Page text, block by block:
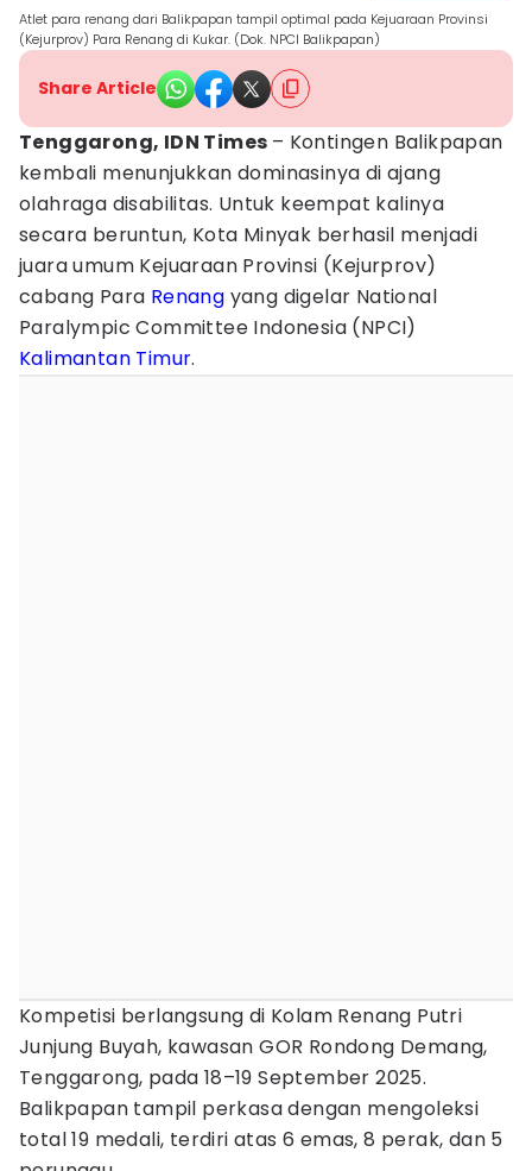
Atlet para renang dari Balikpapan tampil optimal pada Kejuaraan Provinsi
(Kejurprov) Para Renang di Kukar. (Dok. NPCI Balikpapan)
Share Article
Tenggarong, IDN Times – Kontingen Balikpapan
kembali menunjukkan dominasinya di ajang
olahraga disabilitas. Untuk keempat kalinya
secara beruntun, Kota Minyak berhasil menjadi
juara umum Kejuaraan Provinsi (Kejurprov)
cabang Para Renang yang digelar National
Paralympic Committee Indonesia (NPCI)
Kalimantan Timur.
Kompetisi berlangsung di Kolam Renang Putri
Junjung Buyah, kawasan GOR Rondong Demang,
Tenggarong, pada 18–19 September 2025.
Balikpapan tampil perkasa dengan mengoleksi
total 19 medali, terdiri atas 6 emas, 8 perak, dan 5